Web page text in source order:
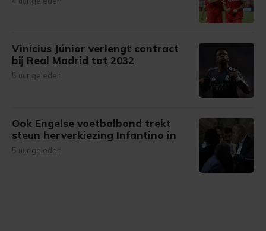
Vinícius Júnior verlengt contract
bij Real Madrid tot 2032
5 uur geleden
Ook Engelse voetbalbond trekt
steun herverkiezing Infantino in
5 uur geleden